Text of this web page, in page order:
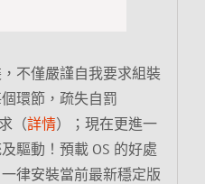
不僅嚴謹自我要求組裝
環節，疏失自罰
（詳情）；現在更進一
驅動！預載 OS 的好處
律安裝當前最新穩定版